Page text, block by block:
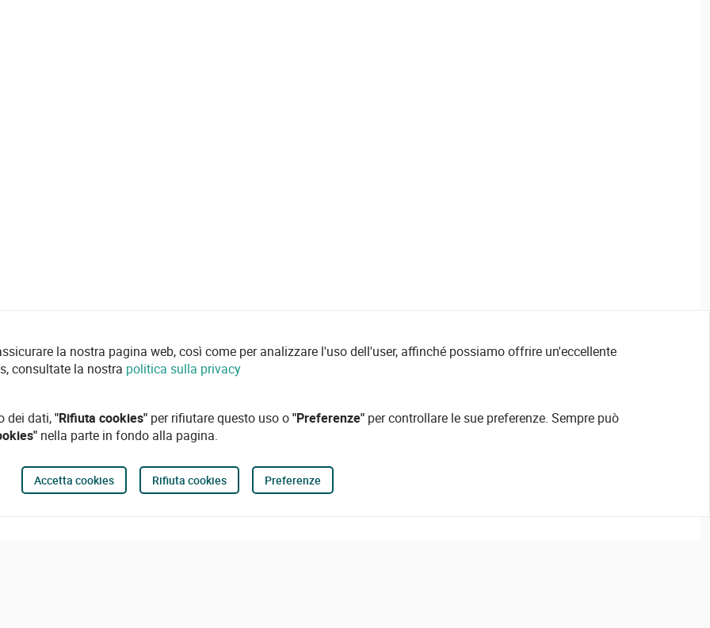
la nostra pagina web, così come per analizzare l'uso dell'user, affinché possiamo offrire un'eccellente
consultate la nostra politica sulla privacy
dei dati,"Rifiuta cookies" per rifiutare questo uso o"Preferenze" per controllare le sue preferenze. Sempre può
nella parte in fondo alla pagina.
Accetta cookies Rifiuta cookies Preferenze